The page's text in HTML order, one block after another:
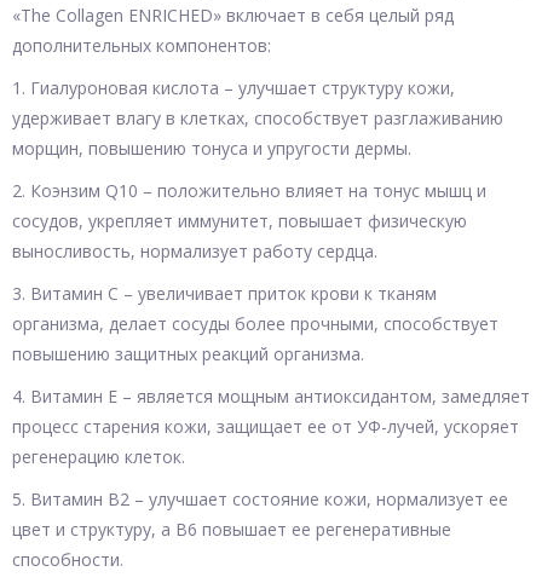
«The Collagen ENRICHED» включает в себя целый ряд
дополнительных компонентов:
1. Гиалуроновая кислота – улучшает структуру кожи,
удерживает влагу в клетках, способствует разглаживанию
морщин, повышению тонуса и упругости дермы.
2. Коэнзим Q10 – положительно влияет на тонус мышц и
сосудов, укрепляет иммунитет, повышает физическую
выносливость, нормализует работу сердца.
3. Витамин С – увеличивает приток крови к тканям
организма, делает сосуды более прочными, способствует
повышению защитных реакций организма.
4. Витамин Е – является мощным антиоксидантом, замедляет
процесс старения кожи, защищает ее от УФ-лучей, ускоряет
регенерацию клеток.
5. Витамин В2 – улучшает состояние кожи, нормализует ее
цвет и структуру, а В6 повышает ее регенеративные
способности.